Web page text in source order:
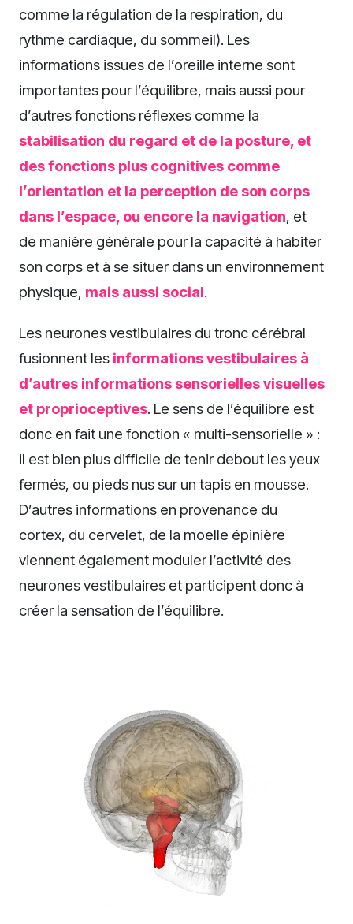
comme la régulation de la respiration, du
rythme cardiaque, du sommeil). Les
informations issues de l’oreille interne sont
importantes pour l’équilibre, mais aussi pour
d’autres fonctions réflexes comme la
stabilisation du regard et de la posture, et
des fonctions plus cognitives comme
l’orientation et la perception de son corps
dans l’espace, ou encore la navigation, et
de manière générale pour la capacité à habiter
son corps et à se situer dans un environnement
physique, mais aussi social.
Les neurones vestibulaires du tronc cérébral
fusionnent les informations vestibulaires à
d’autres informations sensorielles visuelles
et proprioceptives. Le sens de l’équilibre est
donc en fait une fonction « multi-sensorielle » :
il est bien plus difficile de tenir debout les yeux
fermés, ou pieds nus sur un tapis en mousse.
D’autres informations en provenance du
cortex, du cervelet, de la moelle épinière
viennent également moduler l’activité des
neurones vestibulaires et participent donc à
créer la sensation de l’équilibre.